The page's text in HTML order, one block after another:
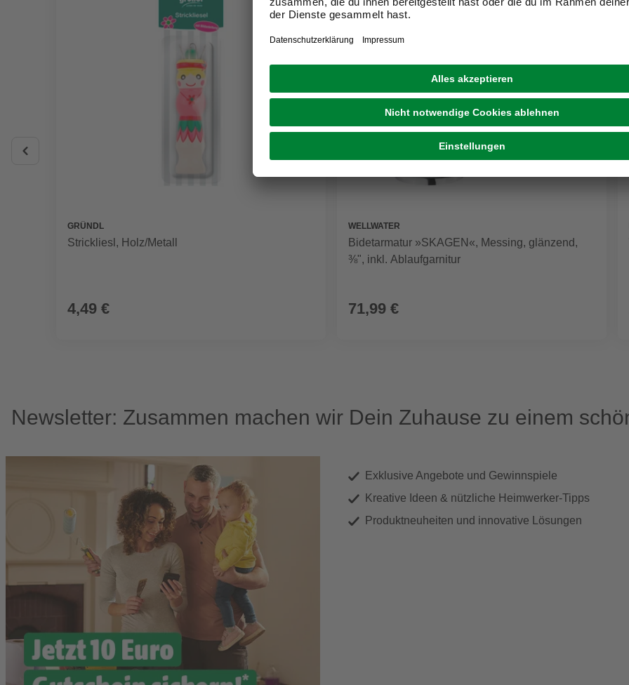
GRÜNDL
Strickliesl, Holz/Metall
4,49 €
WELLWATER
Bidetarmatur »SKAGEN«, Messing, glänzend,
⅜", inkl. Ablaufgarnitur
71,99 €
Newsletter: Zusammen machen wir Dein Zuhause zu einem
Exklusive Angebote und Gewinnspiele
Kreative Ideen & nützliche Heimwerker-Tipps
Produktneuheiten und innovative Lösungen